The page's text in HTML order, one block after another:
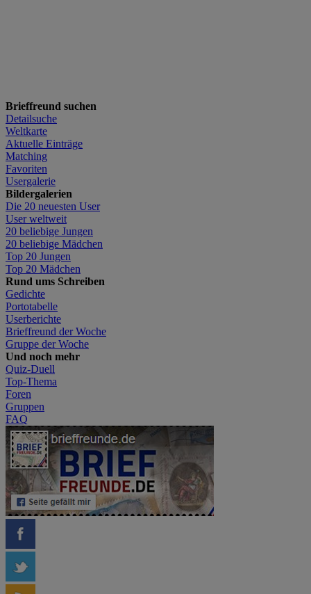
Brieffreund suchen
Detailsuche
Weltkarte
Aktuelle Einträge
Matching
Favoriten
Usergalerie
Bildergalerien
Die 20 neuesten User
User weltweit
20 beliebige Jungen
20 beliebige Mädchen
Top 20 Jungen
Top 20 Mädchen
Rund ums Schreiben
Gedichte
Portotabelle
Userberichte
Brieffreund der Woche
Gruppe der Woche
Und noch mehr
Quiz-Duell
Top-Thema
Foren
Gruppen
FAQ